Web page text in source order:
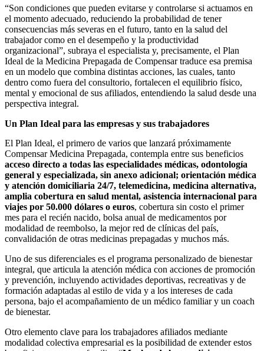
“Son condiciones que pueden evitarse y controlarse si actuamos en
el momento adecuado, reduciendo la probabilidad de tener
consecuencias más severas en el futuro, tanto en la salud del
trabajador como en el desempeño y la productividad
organizacional”, subraya el especialista y, precisamente, el Plan
Ideal de la Medicina Prepagada de Compensar traduce esa premisa
en un modelo que combina distintas acciones, las cuales, tanto
dentro como fuera del consultorio, fortalecen el equilibrio físico,
mental y emocional de sus afiliados, entendiendo la salud desde una
perspectiva integral.
Un Plan Ideal para las empresas y sus trabajadores
El Plan Ideal, el primero de varios que lanzará próximamente
Compensar Medicina Prepagada, contempla entre sus beneficios
acceso directo a todas las especialidades médicas, odontología
general y especializada, sin anexo adicional; orientación médica
y atención domiciliaria 24/7, telemedicina, medicina alternativa,
amplia cobertura en salud mental, asistencia internacional para
viajes por 50.000 dólares o euros, cobertura sin costo el primer
mes para el recién nacido, bolsa anual de medicamentos por
modalidad de reembolso, la mejor red de clínicas del país,
convalidación de otras medicinas prepagadas y muchos más.
Uno de sus diferenciales es el programa personalizado de bienestar
integral, que articula la atención médica con acciones de promoción
y prevención, incluyendo actividades deportivas, recreativas y de
formación adaptadas al estilo de vida y a los intereses de cada
persona, bajo el acompañamiento de un médico familiar y un coach
de bienestar.
Otro elemento clave para los trabajadores afiliados mediante
modalidad colectiva empresarial es la posibilidad de extender estos